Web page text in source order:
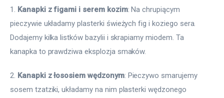
1. Kanapki z figami i serem kozim: Na chrupiącym
pieczywie układamy plasterki świeżych fig i koziego sera.
Dodajemy kilka listków bazylii i skrapiamy miodem. Ta
kanapka to prawdziwa eksplozja smaków.
2. Kanapki z łososiem wędzonym: Pieczywo smarujemy
sosem tzatziki, układamy na nim plasterki wędzonego